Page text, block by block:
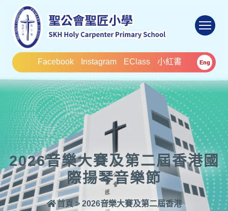
Facebook Instagram EClass 小紅書 Eng
2026音樂大賽及第二屆香港國
際揚琴音樂節
首頁 > 2026音樂大賽及第二屆香港